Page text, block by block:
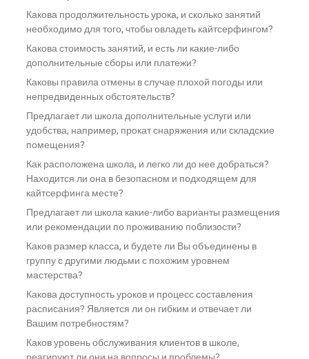
Какова продолжительность урока, и сколько занятий
необходимо для того, чтобы овладеть кайтсерфингом?
Какова стоимость занятий, и есть ли какие-либо
дополнительные сборы или платежи?
Каковы правила отмены в случае плохой погоды или
непредвиденных обстоятельств?
Предлагает ли школа дополнительные услуги или
удобства, например, прокат снаряжения или складские
помещения?
Как расположена школа, и легко ли до нее добраться?
Находится ли она в безопасном и подходящем для
кайтсерфинга месте?
Предлагает ли школа какие-либо варианты размещения
или рекомендации по проживанию поблизости?
Каков размер класса, и будете ли Вы объединены в
группу с другими людьми с похожим уровнем
мастерства?
Какова доступность уроков и процесс составления
расписания? Является ли он гибким и отвечает ли
Вашим потребностям?
Каков уровень обслуживания клиентов в школе,